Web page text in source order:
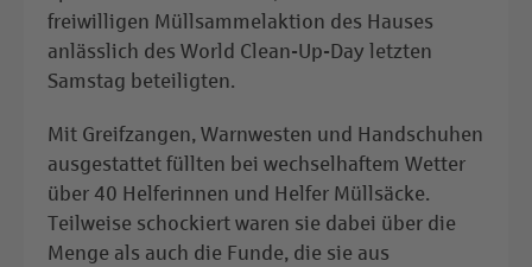
freiwilligen Müllsammelaktion des Hauses
anlässlich des World Clean-Up-Day letzten
Samstag beteiligten.
Mit Greifzangen, Warnwesten und Handschuhen
ausgestattet füllten bei wechselhaftem Wetter
über 40 Helferinnen und Helfer Müllsäcke.
Teilweise schockiert waren sie dabei über die
Menge als auch die Funde, die sie aus